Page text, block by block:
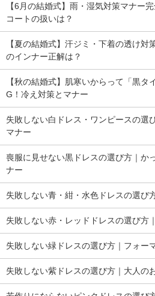
【6月の結婚式】雨・湿気対策マナー
コートの扱いは？
【夏の結婚式】汗ジミ・下着の透け対
のインナー正解は？
【秋の結婚式】肌寒いからって「黒タ
G！冷え対策とマナー
失敗しない白ドレス・ワンピースの選
マナー
喪服に見せない黒ドレスの選び方｜か
ナー
失敗しない青・紺・水色ドレスの選び
失敗しない赤・レッドドレスの選び方
失敗しない緑ドレスの選び方｜フォー
失敗しない紫ドレスの選び方｜大人の